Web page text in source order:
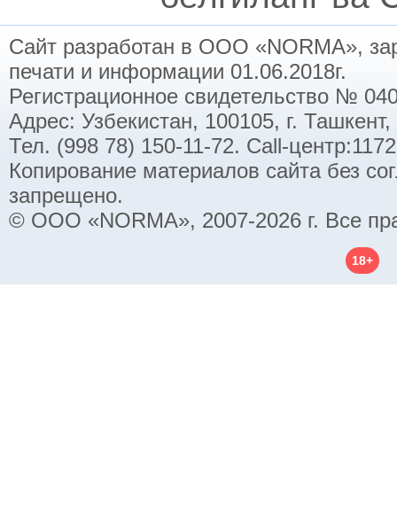
Сайт разработан в ООО «NORMA»,
печати и информации 01.06.2018г.
Регистрационное свидетельство №
Адрес: Узбекистан, 100105, г.
Тел. (998 78) 150-11-72. Call-
Копирование материалов сайта без
запрещено.
© ООО «NORMA», 2007-2026 г. Все
18+